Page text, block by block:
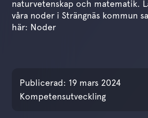
naturvetenskap och matematik.
våra noder i Strängnäs kommun
här: Noder
Publicerad: 19 mars 2024
Kompetensutveckling